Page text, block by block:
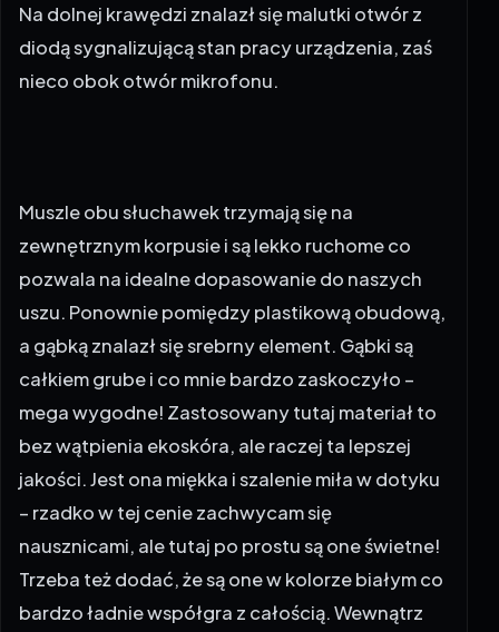
Na dolnej krawędzi znalazł się malutki otwór z
diodą sygnalizującą stan pracy urządzenia, zaś
nieco obok otwór mikrofonu.
Muszle obu słuchawek trzymają się na
zewnętrznym korpusie i są lekko ruchome co
pozwala na idealne dopasowanie do naszych
uszu. Ponownie pomiędzy plastikową obudową,
a gąbką znalazł się srebrny element. Gąbki są
całkiem grube i co mnie bardzo zaskoczyło –
mega wygodne! Zastosowany tutaj materiał to
bez wątpienia ekoskóra, ale raczej ta lepszej
jakości. Jest ona miękka i szalenie miła w dotyku
– rzadko w tej cenie zachwycam się
nausznicami, ale tutaj po prostu są one świetne!
Trzeba też dodać, że są one w kolorze białym co
bardzo ładnie współgra z całością. Wewnątrz